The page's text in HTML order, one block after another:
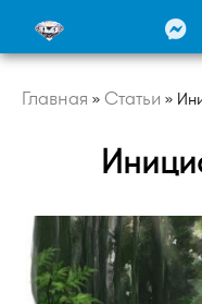
Главная » Статьи »